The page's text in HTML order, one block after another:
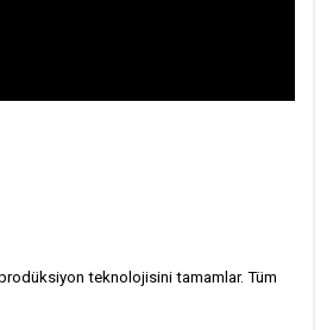
teknolojisini tamamlar. Tüm